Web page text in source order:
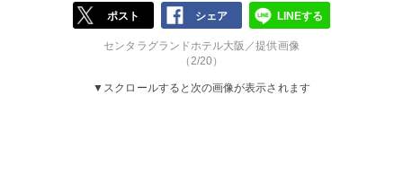
ポスト シェア LINEする
センタラグランドホテル大阪／提供画像
（2/20）
▼スクロールすると次の画像が表示されます